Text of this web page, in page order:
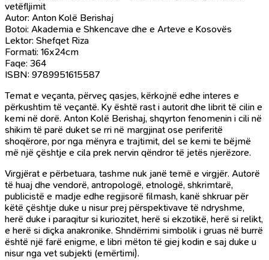
vetëfljimit
Autor: Anton Kolë Berishaj
Botoi: Akademia e Shkencave dhe e Arteve e Kosovës
Lektor: Shefqet Riza
Formati: 16x24cm
Faqe: 364
ISBN: 9789951615587
Temat e veçanta, përveç qasjes, kërkojnë edhe interes e
përkushtim të veçantë. Ky është rast i autorit dhe librit të cilin e
kemi në dorë. Anton Kolë Berishaj, shqyrton fenomenin i cili në
shikim të parë duket se rri në margjinat ose periferitë
shoqërore, por nga mënyra e trajtimit, del se kemi te bëjmë
më një çështje e cila prek nervin qëndror të jetës njerëzore.
Virgjërat e përbetuara, tashme nuk janë temë e virgjër. Autorë
të huaj dhe vendorë, antropologë, etnologë, shkrimtarë,
publicistë e madje edhe regjisorë filmash, kanë shkruar për
këtë çështje duke u nisur prej përspektivave të ndryshme,
herë duke i paraqitur si kuriozitet, herë si ekzotikë, herë si relikt,
e herë si diçka anakronike. Shndërrimi simbolik i gruas në burrë
është një farë enigme, e libri mëton të giej kodin e saj duke u
nisur nga vet subjekti (emërtimi).